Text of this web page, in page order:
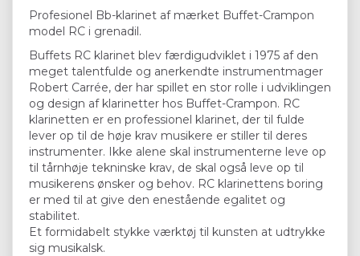
Profesionel Bb-klarinet af mærket Buffet-Crampon
model RC i grenadil.
Buffets RC klarinet blev færdigudviklet i 1975 af den
meget talentfulde og anerkendte instrumentmager
Robert Carrée, der har spillet en stor rolle i udviklingen
og design af klarinetter hos Buffet-Crampon. RC
klarinetten er en professionel klarinet, der til fulde
lever op til de høje krav musikere er stiller til deres
instrumenter. Ikke alene skal instrumenterne leve op
til tårnhøje tekninske krav, de skal også leve op til
musikerens ønsker og behov. RC klarinettens boring
er med til at give den enestående egalitet og
stabilitet.
Et formidabelt stykke værktøj til kunsten at udtrykke
sig musikalsk.